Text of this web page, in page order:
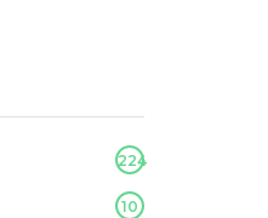
224
10